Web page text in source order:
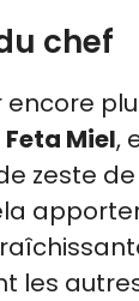
chef
encore
Miel,
zeste
les